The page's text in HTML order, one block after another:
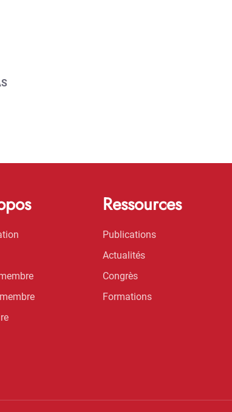
Ressources
Publications
Actualités
Congrès
Formations